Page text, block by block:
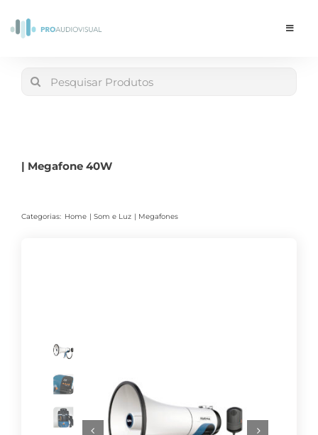
Toggle
Search
| Megafone 40W
Categorias: Home Som e Luz Megafones